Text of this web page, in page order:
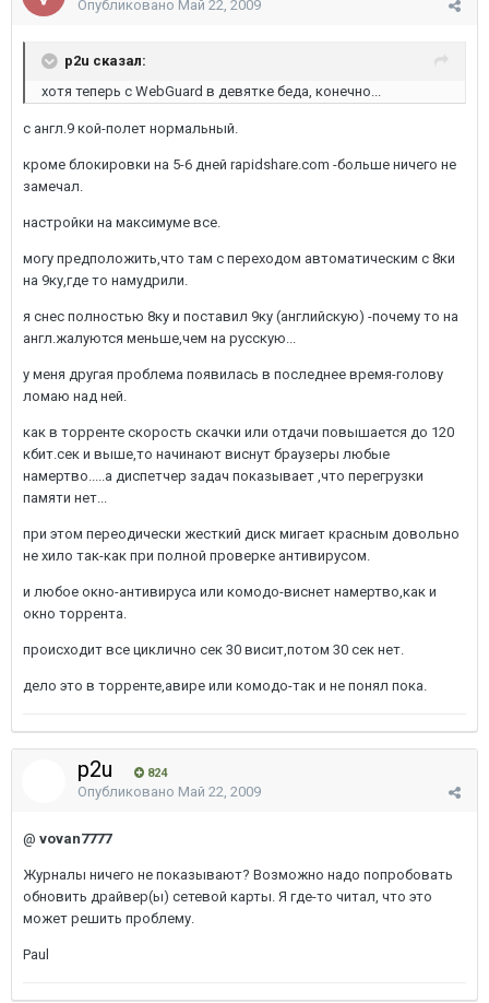
Опубликовано Май 22, 2009
p2u сказал:
хотя теперь с WebGuard в девятке беда, конечно...
c англ.9 кой-полет нормальный.
кроме блокировки на 5-6 дней rapidshare.com -больше ничего не
замечал.
настройки на максимуме все.
могу предположить,что там с переходом автоматическим с 8ки
на 9ку,где то намудрили.
я снес полностью 8ку и поставил 9ку (английскую) -почему то на
англ.жалуются меньше,чем на русскую...
у меня другая проблема появилась в последнее время-голову
ломаю над ней.
как в торренте скорость скачки или отдачи повышается до 120
кбит.сек и выше,то начинают виснут браузеры любые
намертво.....а диспетчер задач показывает ,что перегрузки
памяти нет...
при этом переодически жесткий диск мигает красным довольно
не хило так-как при полной проверке антивирусом.
и любое окно-антивируса или комодо-виснет намертво,как и
окно торрента.
происходит все циклично сек 30 висит,потом 30 сек нет.
дело это в торренте,авире или комодо-так и не понял пока.
p2u 824
Опубликовано Май 22, 2009
@ vovan7777
Журналы ничего не показывают? Возможно надо попробовать
обновить драйвер(ы) сетевой карты. Я где-то читал, что это
может решить проблему.
Paul